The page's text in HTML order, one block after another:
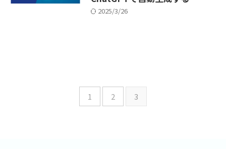
2025/3/26
1 2 3